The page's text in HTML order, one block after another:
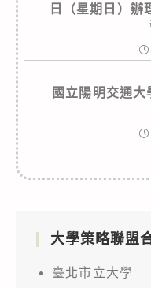
日（星期日）辦
國立陽明交通
大學策略聯盟
臺北市立大學